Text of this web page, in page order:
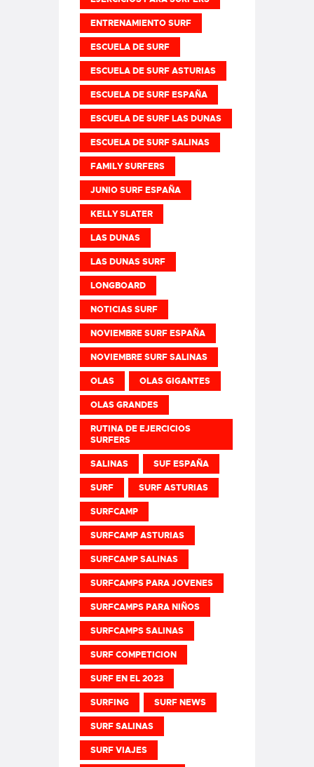
ENTRENAMIENTO SURF
ESCUELA DE SURF
ESCUELA DE SURF ASTURIAS
ESCUELA DE SURF ESPAÑA
ESCUELA DE SURF LAS DUNAS
ESCUELA DE SURF SALINAS
FAMILY SURFERS
JUNIO SURF ESPAÑA
KELLY SLATER
LAS DUNAS
LAS DUNAS SURF
LONGBOARD
NOTICIAS SURF
NOVIEMBRE SURF ESPAÑA
NOVIEMBRE SURF SALINAS
OLAS OLAS GIGANTES
OLAS GRANDES
RUTINA DE EJERCICIOS
SURFERS
SALINAS SUF ESPAÑA
SURF SURF ASTURIAS
SURFCAMP
SURFCAMP ASTURIAS
SURFCAMP SALINAS
SURFCAMPS PARA JOVENES
SURFCAMPS PARA NIÑOS
SURFCAMPS SALINAS
SURF COMPETICION
SURF EN EL 2023
SURFING SURF NEWS
SURF SALINAS
SURF VIAJES